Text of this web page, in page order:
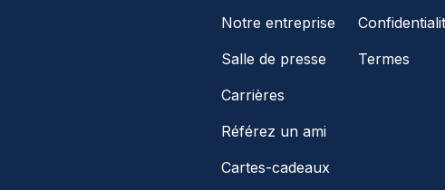
Notre entreprise
Salle de presse
Carrières
Référez un ami
Cartes-cadeaux
Termes